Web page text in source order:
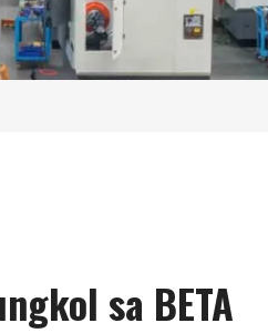
sa BETA